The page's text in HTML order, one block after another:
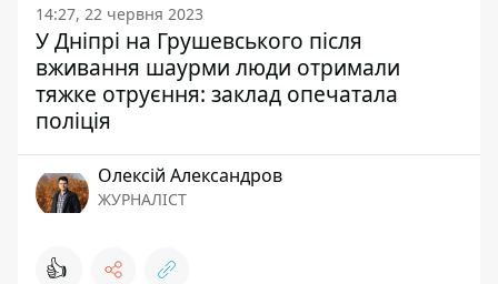
14:27, 22 червня 2023
У Дніпрі на Грушевського після
вживання шаурми люди отримали
тяжке отруєння: заклад опечатала
поліція
Олексій Александров
ЖУРНАЛІСТ
👍